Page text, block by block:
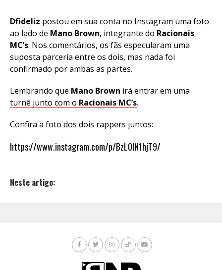
Dfideliz postou em sua conta no Instagram uma foto
ao lado de Mano Brown, integrante do Racionais
MC’s. Nos comentários, os fãs especularam uma
suposta parceria entre os dois, mas nada foi
confirmado por ambas as partes.
Lembrando que Mano Brown irá entrar em uma
turnê junto com o Racionais MC’s.
Confira a foto dos dois rappers juntos:
https://www.instagram.com/p/BzL0IN1hjT9/
Neste artigo: